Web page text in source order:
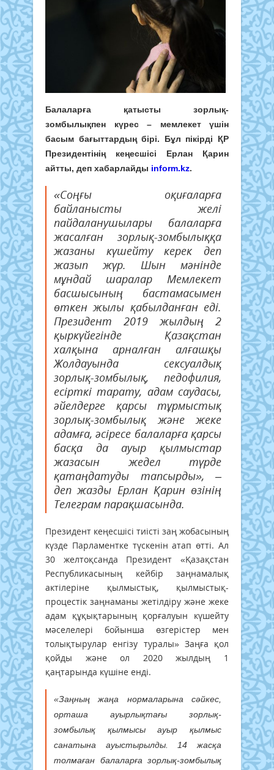
Балаларға қатысты зорлық-
зомбылықпен күрес – мемлекет үшін
басым бағыттардың бірі. Бұл пікірді ҚР
Президентінің кеңесшісі Ерлан Қарин
айтты, деп хабарлайды inform.kz.
«Соңғы оқиғаларға
байланысты желі
пайдаланушылары балаларға
жасалған зорлық-зомбылыққа
жазаны күшейту керек деп
жазып жүр. Шын мәнінде
мұндай шаралар Мемлекет
басшысының бастамасымен
өткен жылы қабылданған еді.
Президент 2019 жылдың 2
қыркүйегінде Қазақстан
халқына арналған алғашқы
Жолдауында сексуалдық
зорлық-зомбылық, педофилия,
есірткі тарату, адам саудасы,
әйелдерге қарсы тұрмыстық
зорлық-зомбылық және жеке
адамға, әсіресе балаларға қарсы
басқа да ауыр қылмыстар
жазасын жедел түрде
қатаңдатуды тапсырды», –
деп жазды Ерлан Қарин өзінің
Телеграм парақшасында.
Президент кеңесшісі тиісті заң жобасының
күзде Парламентке түскенін атап өтті. Ал
30 желтоқсанда Президент «Қазақстан
Республикасының кейбір заңнамалық
актілеріне қылмыстық, қылмыстық-
процестік заңнаманы жетілдіру және жеке
адам құқықтарының қорғалуын күшейту
мәселелері бойынша өзгерістер мен
толықтырулар енгізу туралы» Заңға қол
қойды және ол 2020 жылдың 1
қаңтарында күшіне енді.
«Заңның жаңа нормаларына сәйкес,
орташа ауырлықтағы зорлық-
зомбылық қылмысы ауыр қылмыс
санатына ауыстырылды. 14 жасқа
толмаған балаларға зорлық-зомбылық